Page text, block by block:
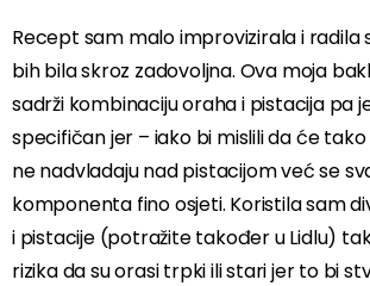
Recept sam malo improvizirala i radila
bih bila skroz zadovoljna. Ova moja
sadrži kombinaciju oraha i pistacija pa
specifičan jer – iako bi mislili da će
ne nadvladaju nad pistacijom već se
komponenta fino osjeti. Koristila sam
i pistacije (potražite također u Lidlu)
rizika da su orasi trpki ili stari jer to bi